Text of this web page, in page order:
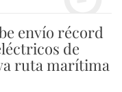
envío récord
de
ruta marítima